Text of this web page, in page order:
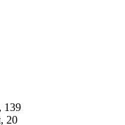
139
20